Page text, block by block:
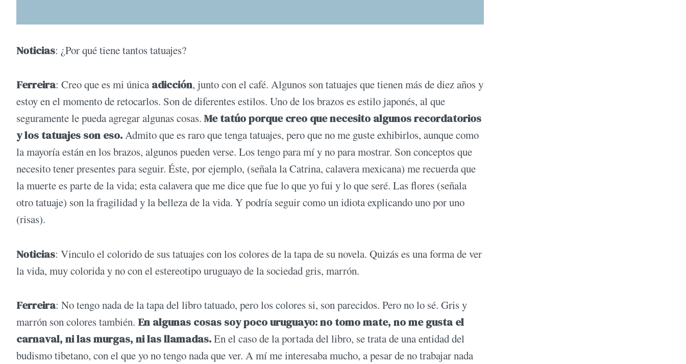
Noticias: ¿Por qué tiene tantos tatuajes?
Ferreira: Creo que es mi única adicción, junto con el café. Algunos son tatuajes que tienen más de diez años y
estoy en el mo­mento de retocarlos. Son de diferentes es­tilos. Uno de los brazos es estilo japonés, al que
seguramente le pueda agregar algunas cosas. Me tatúo porque creo que necesito al­gunos recordatorios
y los tatuajes son eso.Admito que es raro que tenga tatuajes, pero que no me guste exhibirlos, aunque como
la mayoría están en los brazos, algunos pueden verse. Los tengo para mí y no para mostrar. Son conceptos que
necesito tener presentes para seguir. Éste, por ejemplo, (señala la Ca­trina, calavera mexicana) me recuerda que
la muerte es parte de la vida; esta calavera que me dice que fue lo que yo fui y lo que seré. Las flores (señala
otro tatuaje) son la fragilidad y la belleza de la vida. Y podría seguir como un idiota explicando uno por uno
(risas).
Noticias: Vinculo el colorido de sus tatua­jes con los colores de la tapa de su novela. Quizás es una forma de ver
la vida, muy co­lorida y no con el estereotipo uruguayo de la sociedad gris, marrón.
Ferreira: No tengo nada de la tapa del libro tatuado, pero los colores si, son parecidos. Pero no lo sé. Gris y
marrón son colores tam­bién. En algunas cosas soy poco uruguayo: no tomo mate, no me gusta el
carnaval, ni las murgas, ni las llamadas.En el caso de la portada del libro, se trata de una entidad del
budismo tibetano, con el que yo no tengo nada que ver. A mí me interesaba mucho, a pesar de no trabajar nada